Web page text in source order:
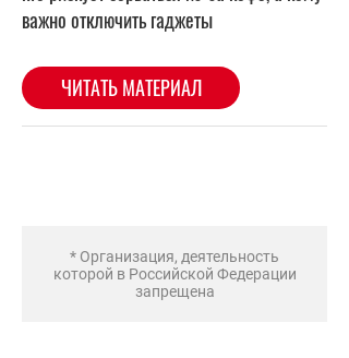
* Организация, деятельность
которой в Российской Федерации
запрещена